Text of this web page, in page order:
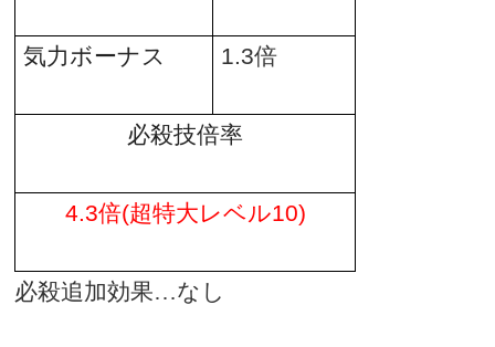
気力ボーナス 1.3倍
必殺技倍率
4.3倍(超特大レベル10)
必殺追加効果…なし